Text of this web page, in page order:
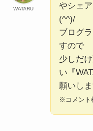
WATARU
やシェ
(^^)/
ブログ
すので
少しだ
い『
願いし
※コメント